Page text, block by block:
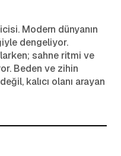
Modern dünyanın
dengeliyor.
sahne ritmi ve
Beden ve zihin
kalıcı olanı arayan